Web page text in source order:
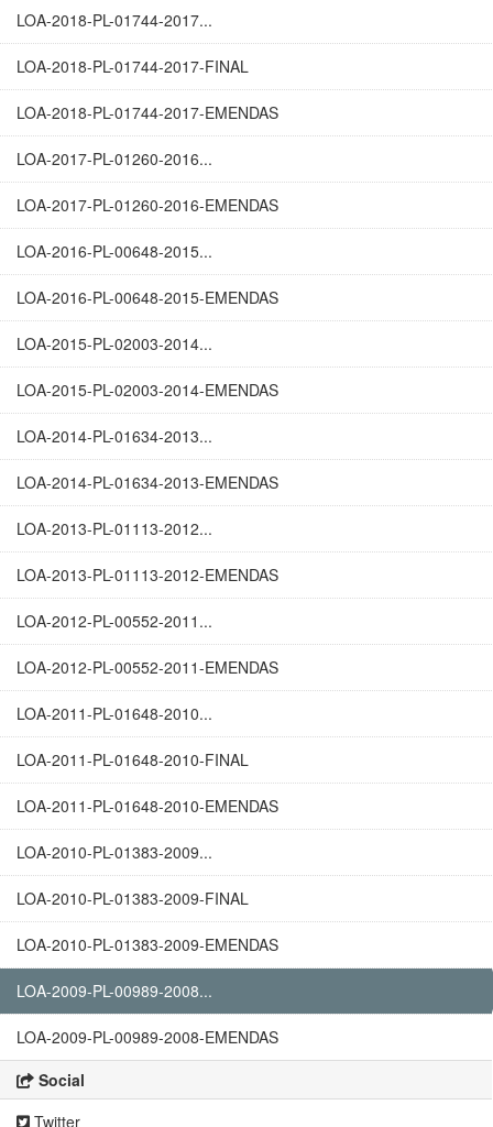
LOA-2018-PL-01744-2017...
LOA-2018-PL-01744-2017-FINAL
LOA-2018-PL-01744-2017-EMENDAS
LOA-2017-PL-01260-2016...
LOA-2017-PL-01260-2016-EMENDAS
LOA-2016-PL-00648-2015...
LOA-2016-PL-00648-2015-EMENDAS
LOA-2015-PL-02003-2014...
LOA-2015-PL-02003-2014-EMENDAS
LOA-2014-PL-01634-2013...
LOA-2014-PL-01634-2013-EMENDAS
LOA-2013-PL-01113-2012...
LOA-2013-PL-01113-2012-EMENDAS
LOA-2012-PL-00552-2011...
LOA-2012-PL-00552-2011-EMENDAS
LOA-2011-PL-01648-2010...
LOA-2011-PL-01648-2010-FINAL
LOA-2011-PL-01648-2010-EMENDAS
LOA-2010-PL-01383-2009...
LOA-2010-PL-01383-2009-FINAL
LOA-2010-PL-01383-2009-EMENDAS
LOA-2009-PL-00989-2008...
LOA-2009-PL-00989-2008-EMENDAS
Social
Twitter